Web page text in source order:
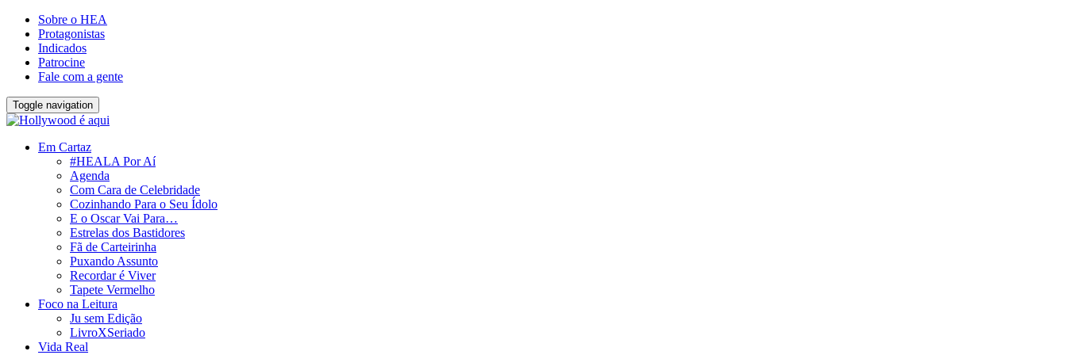
Sobre o HEA
Protagonistas
Indicados
Patrocine
Fale com a gente
Toggle navigation
Em Cartaz
#HEALA Por Aí
Agenda
Com Cara de Celebridade
Cozinhando Para o Seu Ídolo
E o Oscar Vai Para…
Estrelas dos Bastidores
Fã de Carteirinha
Puxando Assunto
Recordar é Viver
Tapete Vermelho
Foco na Leitura
Ju sem Edição
LivroXSeriado
Vida Real